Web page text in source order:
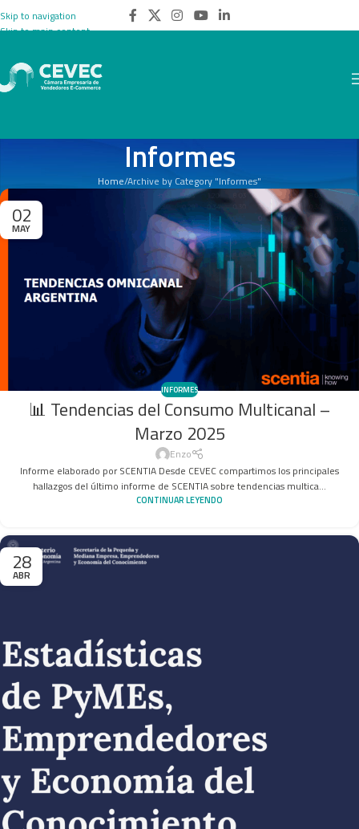
Skip to navigation
Skip to main content
Informes
Home Archive by Category "Informes"
02
MAY
INFORMES
📊 Tendencias del Consumo Multicanal –
Marzo 2025
Enzo
Informe elaborado por SCENTIA Desde CEVEC compartimos los principales
hallazgos del último informe de SCENTIA sobre tendencias multica...
CONTINUAR LEYENDO
28
ABR